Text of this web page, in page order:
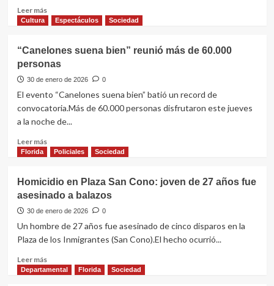
River
Leer másLeer
más
a
prisión
por
delito
violencia
doméstica
de
desacato
Cultura Espectáculos Sociedad
“Canelones suena bien” reunió más de 60.000
personas
30 de enero de 2026 0
El evento “Canelones suena bien” batió un record de
convocatoria.Más de 60.000 personas disfrutaron este jueves
a la noche de...
Leer másLeer
más
suena
bien”
reunió
más
60.000
Florida Policiales Sociedad
Homicidio en Plaza San Cono: joven de 27 años fue
asesinado a balazos
30 de enero de 2026 0
Un hombre de 27 años fue asesinado de cinco disparos en la
Plaza de los Inmigrantes (San Cono).El hecho ocurrió...
Leer másLeer
más
Departamental Florida Sociedad